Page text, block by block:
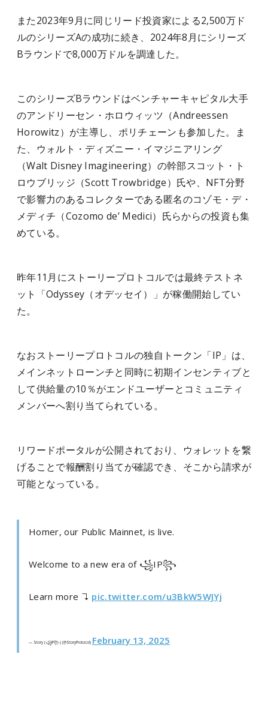
また2023年9月に同じリード投資家による2,500万ド
ルのシリーズAの成功に続き、2024年8月にシリーズ
Bラウンドで8,000万ドルを調達した。
このシリーズBラウンドはベンチャーキャピタル大手
のアンドリーセン・ホロウィッツ（Andreessen
Horowitz）が主導し、ポリチェーンも参加した。ま
た、ウォルト・ディズニー・イマジニアリング
（Walt Disney Imagineering）の幹部スコット・ト
ロウブリッジ（Scott Trowbridge）氏や、NFT分野
で影響力のあるコレクターである匿名のコゾモ・デ・
メディチ（Cozomo de’ Medici）氏らからの投資も集
めている。
昨年11月にストーリープロトコルでは最終テストネ
ット「Odyssey（オデッセイ）」が稼働開始してい
た。
なおストーリープロトコルの独自トークン「IP」は、
メインネットローンチと同時に初期インセンティブと
して供給量の10％がエンドユーザーとコミュニティ
メンバーへ割り当てられている。
リワードポータルが公開されており、ウォレットを繋
げることで報酬割り当てが確認でき、そこから請求が
可能となっている。
Homer, our Public Mainnet, is live.
Welcome to a new era of ꧁IP꧂
Learn more ↴ pic.twitter.com/u3BkW5WJYj
— Story (꧁IP꧂) (@StoryProtocol) February 13, 2025